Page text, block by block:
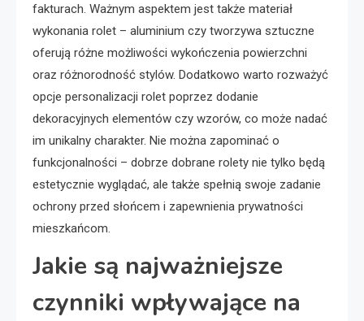
fakturach. Ważnym aspektem jest także materiał
wykonania rolet – aluminium czy tworzywa sztuczne
oferują różne możliwości wykończenia powierzchni
oraz różnorodność stylów. Dodatkowo warto rozważyć
opcje personalizacji rolet poprzez dodanie
dekoracyjnych elementów czy wzorów, co może nadać
im unikalny charakter. Nie można zapominać o
funkcjonalności – dobrze dobrane rolety nie tylko będą
estetycznie wyglądać, ale także spełnią swoje zadanie
ochrony przed słońcem i zapewnienia prywatności
mieszkańcom.
Jakie są najważniejsze
czynniki wpływające na